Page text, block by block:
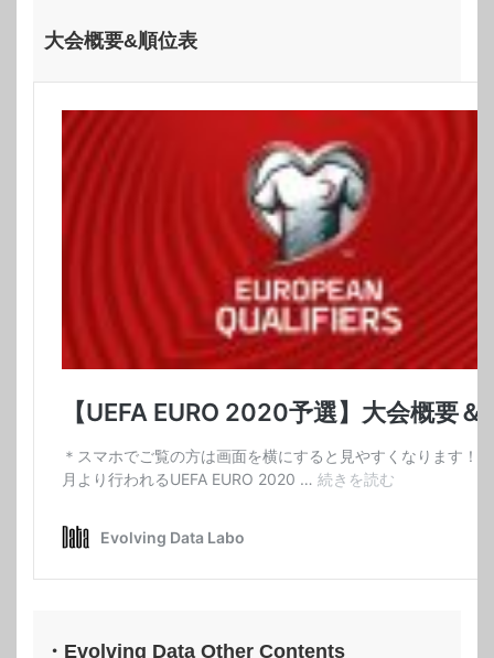
大会概要&順位表
・Evolving Data Other Contents